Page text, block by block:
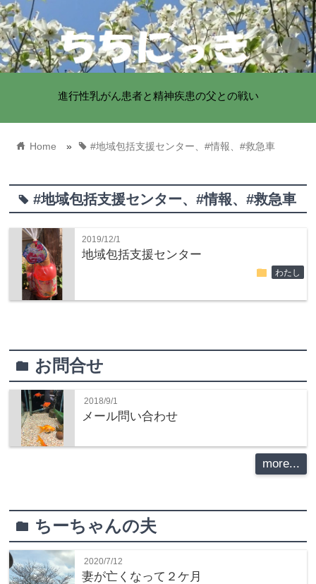
進行性乳がん患者と精神疾患の父との戦い
home Home » tag#地域包括支援センター、#情報、#救急車
tag#地域包括支援センター、#情報、#救急車
2019/12/1
地域包括支援センター
folder わたし
folder お問合せ
2018/9/1
メール問い合わせ
more...
folder ちーちゃんの夫
2020/7/12
妻が亡くなって２ケ月